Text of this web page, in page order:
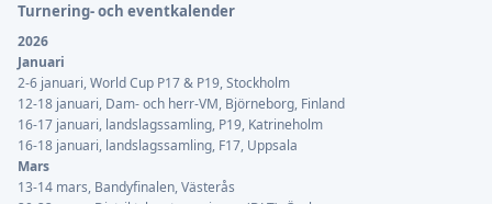
Turnering- och eventkalender
2026
Januari
2-6 januari, World Cup P17 & P19, Stockholm
12-18 januari, Dam- och herr-VM, Björneborg, Finland
16-17 januari, landslagssamling, P19, Katrineholm
16-18 januari, landslagssamling, F17, Uppsala
Mars
13-14 mars, Bandyfinalen, Västerås